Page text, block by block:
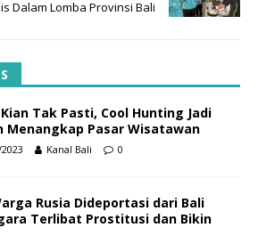
Dalam Lomba Provinsi Bali
Tak Pasti, Cool Hunting Jadi
Menangkap Pasar Wisatawan
Kanal Bali 0
Rusia Dideportasi dari Bali
Terlibat Prostitusi dan Bikin